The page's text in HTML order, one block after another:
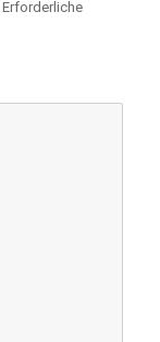
Erforderliche